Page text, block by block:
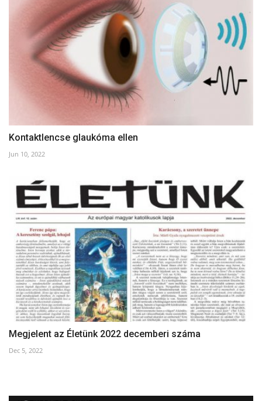
Kontaktlencse glaukóma ellen
Jun 10, 2022
Megjelent az Életünk 2022 decemberi száma
Dec 5, 2022